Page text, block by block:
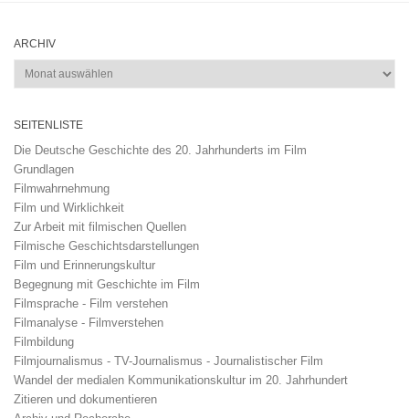
ARCHIV
Archiv
SEITENLISTE
Die Deutsche Geschichte des 20. Jahrhunderts im Film
Grundlagen
Filmwahrnehmung
Film und Wirklichkeit
Zur Arbeit mit filmischen Quellen
Filmische Geschichtsdarstellungen
Film und Erinnerungskultur
Begegnung mit Geschichte im Film
Filmsprache - Film verstehen
Filmanalyse - Filmverstehen
Filmbildung
Filmjournalismus - TV-Journalismus - Journalistischer Film
Wandel der medialen Kommunikationskultur im 20. Jahrhundert
Zitieren und dokumentieren